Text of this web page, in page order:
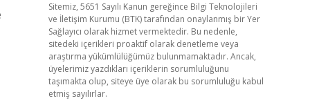
Sitemiz, 5651 Sayılı Kanun gereğince Bilgi Teknolojileri
ve İletişim Kurumu (BTK) tarafından onaylanmış bir Yer
Sağlayıcı olarak hizmet vermektedir. Bu nedenle,
sitedeki içerikleri proaktif olarak denetleme veya
araştırma yükümlülüğümüz bulunmamaktadır. Ancak,
üyelerimiz yazdıkları içeriklerin sorumluluğunu
taşımakta olup, siteye üye olarak bu sorumluluğu kabul
etmiş sayılırlar.